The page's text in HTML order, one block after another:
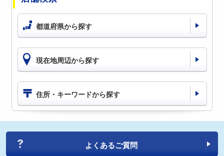
都道府県から探す
現在地周辺から探す
住所・キーワードから探す
よくあるご質問